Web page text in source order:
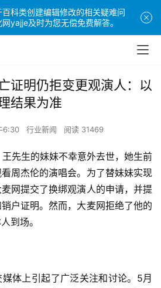
证明仍拒变更观演人：以
结果为准
6:30 行业新闻 阅读 31469
生的妹妹不幸意外去世，她生前
周杰伦的演唱会。为了替妹妹实现
网提交了换绑观演人的申请，并提
户证明。然而，大麦网拒绝了他的
到场。
上引起了广泛关注和讨论。5月
科类创建编辑修改的相关疑难问
yajje及时为您无偿免费解答。